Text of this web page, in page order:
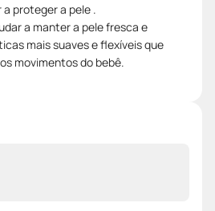
proteger a pele .
a manter a pele fresca e
mais suaves e flexíveis que
movimentos do bebê.